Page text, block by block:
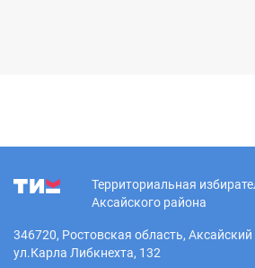
Территориальная
Аксайского района
346720, Ростовская область, Аксайский
ул.Карла Либкнехта, 132